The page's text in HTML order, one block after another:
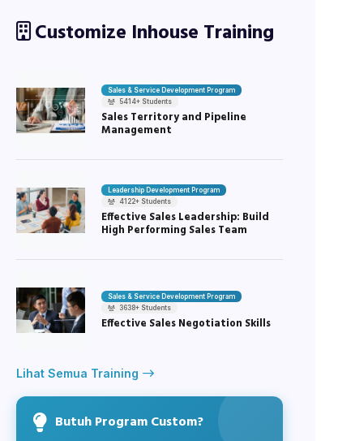
Customize Inhouse Training
Sales & Service Development Program
5414+ Students
Sales Territory and Pipeline
Management
Leadership Development Program
4122+ Students
Effective Sales Leadership: Build
High Performing Sales Team
Sales & Service Development Program
3638+ Students
Effective Sales Negotiation Skills
Lihat Semua Training
Butuh Program Custom?